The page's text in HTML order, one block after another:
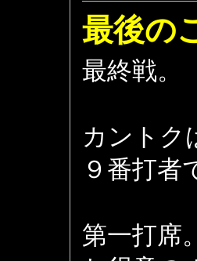
最後の
最終戦。
カントク
９番打者
第一打席。